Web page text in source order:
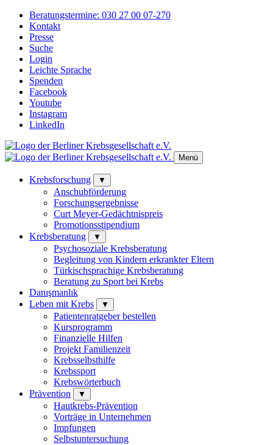
Beratungstermine: 030 27 00 07-270
Kontakt
Presse
Suche
Login
Leichte Sprache
Spenden
Facebook
Youtube
Instagram
LinkedIn
Menü
Krebsforschung ▼
Anschubförderung
Forschungsergebnisse
Curt Meyer-Gedächtnispreis
Promotionsstipendium
Krebsberatung
▼
Psychosoziale Krebsberatung
Begleitung von Kindern erkrankter Eltern
Türkischsprachige Krebsberatung
Beratung zu Sport bei Krebs
Danışmanlık
Leben mit Krebs
▼
Patientenratgeber bestellen
Kursprogramm
Finanzielle Hilfen
Projekt Familienzeit
Krebsselbsthilfe
Krebssport
Krebswörterbuch
Prävention
▼
Hautkrebs-Prävention
Vorträge in Unternehmen
Impfungen
Selbstuntersuchung